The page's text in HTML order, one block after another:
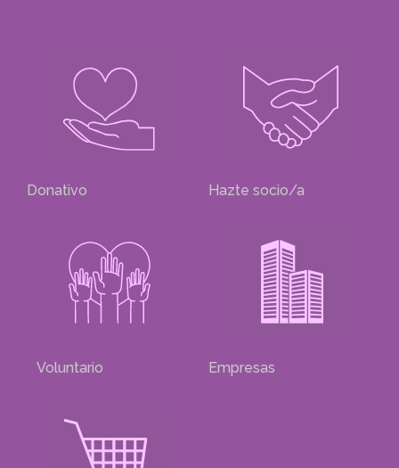
Donativo Hazte socio/a
Voluntario Empresas